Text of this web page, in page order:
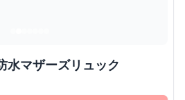
水マザーズリュック